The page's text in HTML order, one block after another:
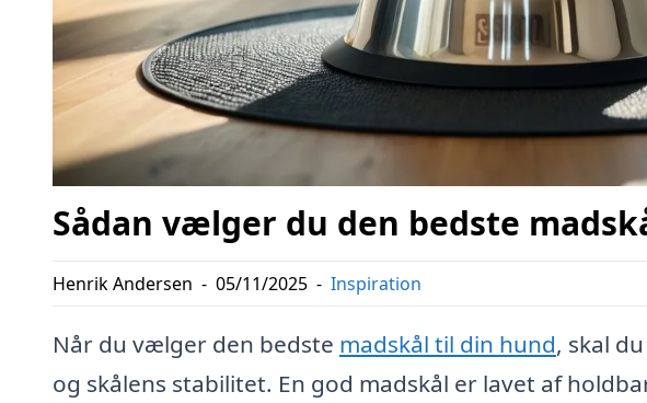
Sådan vælger du den bedste
Henrik Andersen - 05/11/2025 - Inspiration
Når du vælger den bedste madskål til din hund, skal
og skålens stabilitet. En god madskål er lavet af